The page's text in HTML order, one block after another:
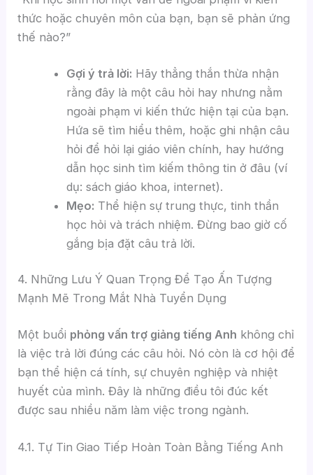
thức hoặc chuyên môn của bạn, bạn sẽ phản ứng
thế nào?”
Gợi ý trả lời: Hãy thẳng thắn thừa nhận
rằng đây là một câu hỏi hay nhưng nằm
ngoài phạm vi kiến thức hiện tại của bạn.
Hứa sẽ tìm hiểu thêm, hoặc ghi nhận câu
hỏi để hỏi lại giáo viên chính, hay hướng
dẫn học sinh tìm kiếm thông tin ở đâu (ví
dụ: sách giáo khoa, internet).
Mẹo: Thể hiện sự trung thực, tinh thần
học hỏi và trách nhiệm. Đừng bao giờ cố
gắng bịa đặt câu trả lời.
4. Những Lưu Ý Quan Trọng Để Tạo Ấn Tượng
Mạnh Mẽ Trong Mắt Nhà Tuyển Dụng
Một buổi phỏng vấn trợ giảng tiếng Anh không chỉ
là việc trả lời đúng các câu hỏi. Nó còn là cơ hội để
bạn thể hiện cá tính, sự chuyên nghiệp và nhiệt
huyết của mình. Đây là những điều tôi đúc kết
được sau nhiều năm làm việc trong ngành.
4.1. Tự Tin Giao Tiếp Hoàn Toàn Bằng Tiếng Anh